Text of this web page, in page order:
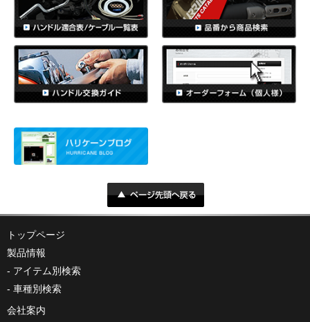
トップページ
製品情報
アイテム別検索
車種別検索
会社案内